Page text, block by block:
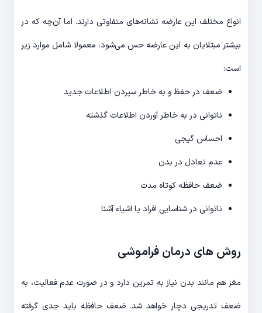
انواع مختلف این عارضه نشانه‌های متفاوتی دارند. اما آن‌چه که در
بیشتر مبتلایان به این عارضه حس می‌شود، معمولا شامل موارد زیر
است:
ضعف در حفظ و به خاطر سپردن اطلاعات جدید
ناتوانی در به خاطر آوردن اطلاعات گذشته
احساس گیجی
عدم تعادل در بدن
ضعف حافظه کوتاه مدت
ناتوانی در شناسایی افراد یا اشیاء آشنا
روش های درمان فراموشی
مغز هم مانند بدن نیاز به تمرین دارد و در صورت عدم فعالیت، به
ضعف تدریجی دچار خواهد شد. ضعف حافظه باید جدی گرفته